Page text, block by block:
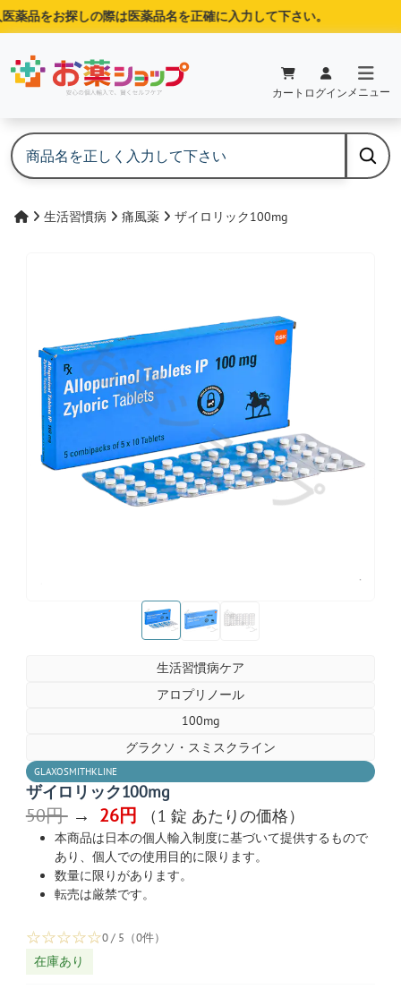
品をお探しの際は医薬品名を正確に入力して下さい。
カート ログイン メニュー
生活習慣病 痛風薬 ザイロリック100mg
お薬ショップ
お薬ショップ お薬ショップ お薬ショップ
生活習慣病ケア
アロプリノール
100mg
グラクソ・スミスクライン
GLAXOSMITHKLINE
ザイロリック100mg
50円 → 26円 （1 錠 あたりの価格）
本商品は日本の個人輸入制度に基づいて提供するもので
あり、個人での使用目的に限ります。
数量に限りがあります。
転売は厳禁です。
☆☆☆☆☆0 / 5（0件）
在庫あり